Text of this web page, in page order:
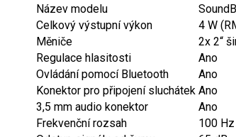
Název modelu
Celkový výstupní výkon
4 W
Měniče
2x 2“
Regulace hlasitosti
Ano
Ovládání pomocí Bluetooth
Ano
Konektor pro připojení sluchátek Ano
3,5 mm audio konektor
Ano
Frekvenční rozsah
100